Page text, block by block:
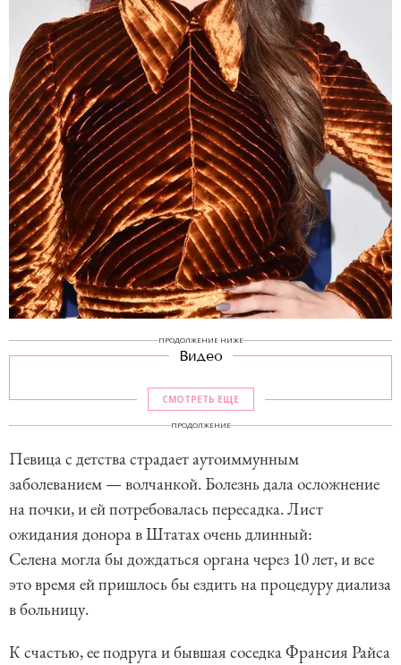
ПРОДОЛЖЕНИЕ НИЖЕ
Видео
СМОТРЕТЬ ЕЩЕ
ПРОДОЛЖЕНИЕ
Певица с детства страдает аутоиммунным
заболеванием — волчанкой. Болезнь дала осложнение
на почки, и ей потребовалась пересадка. Лист
ожидания донора в Штатах очень длинный:
Селена могла бы дождаться органа через 10 лет, и все
это время ей пришлось бы ездить на процедуру диализа
в больницу.
К счастью, ее подруга и бывшая соседка Франсия Райса